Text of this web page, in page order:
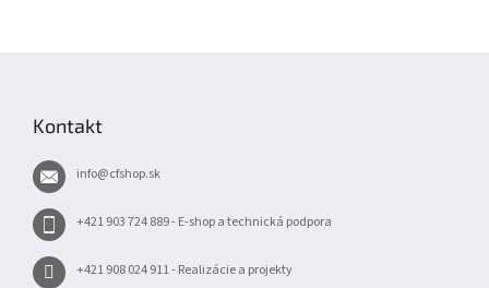
Kontakt
info@cfshop.sk
+421 903 724 889 - E-shop a technická podpora
+421 908 024 911 - Realizácie a projekty